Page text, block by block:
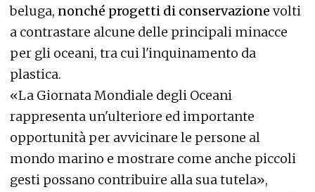
beluga, nonché progetti di conservazione volti
a contrastare alcune delle principali minacce
per gli oceani, tra cui l'inquinamento da
plastica.
«La Giornata Mondiale degli Oceani
rappresenta un'ulteriore ed importante
opportunità per avvicinare le persone al
mondo marino e mostrare come anche piccoli
gesti possano contribuire alla sua tutela»,